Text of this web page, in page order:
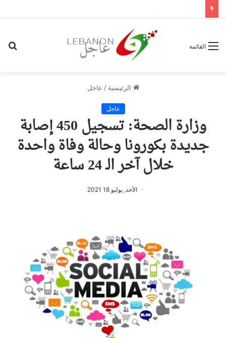
القائمة
الرئيسية / عاجل
عاجل
وزارة الصحة: تسجيل 450 إصابة
جديدة بكورونا وحالة وفاة واحدة
خلال آخر الـ 24 ساعة
الأحد, يوليو 18 2021